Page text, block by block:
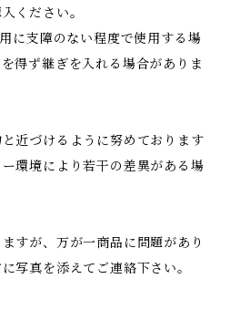
ください。
に支障のない程度で使用する場
得ず継ぎを入れる場合がありま
近づけるように努めております
環境により若干の差異がある場
すが、万が一商品に問題があり
写真を添えてご連絡下さい。